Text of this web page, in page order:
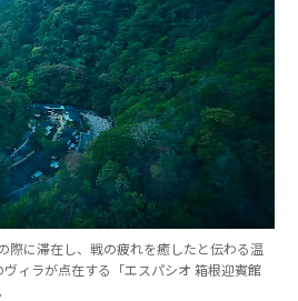
際に滞在し、戦の疲れを癒したと伝わる温
ィラが点在する「エスパシオ 箱根迎賓館